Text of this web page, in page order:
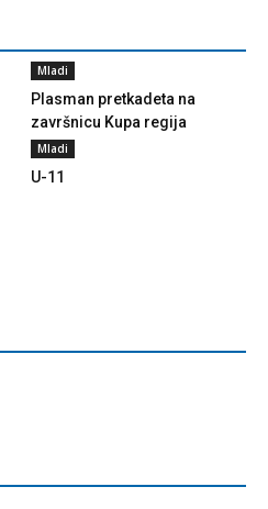
Mladi
Plasman pretkadeta na
završnicu Kupa regija
Mladi
U-11